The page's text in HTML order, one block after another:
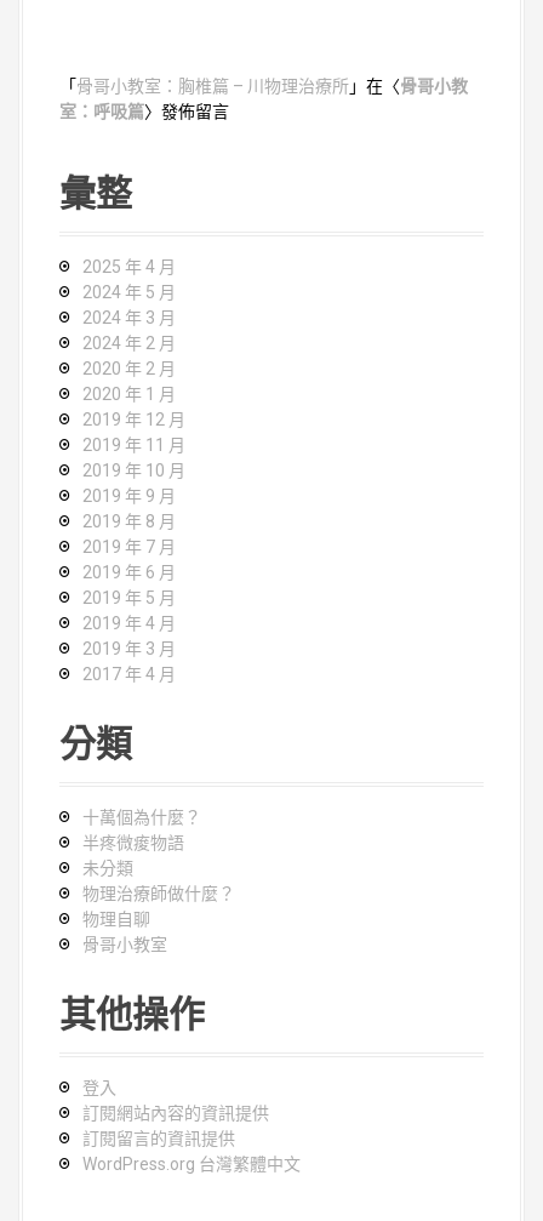
「 骨哥小教室：胸椎篇 – 川物理治療所」在〈骨哥小教
室：呼吸篇〉發佈留言
彙整
2025 年 4 月
2024 年 5 月
2024 年 3 月
2024 年 2 月
2020 年 2 月
2020 年 1 月
2019 年 12 月
2019 年 11 月
2019 年 10 月
2019 年 9 月
2019 年 8 月
2019 年 7 月
2019 年 6 月
2019 年 5 月
2019 年 4 月
2019 年 3 月
2017 年 4 月
分類
十萬個為什麼？
半疼微痠物語
未分類
物理治療師做什麼？
物理自聊
骨哥小教室
其他操作
登入
訂閱網站內容的資訊提供
訂閱留言的資訊提供
WordPress.org 台灣繁體中文